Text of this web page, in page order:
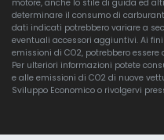
motore, anche lo stile di guida ed
determinare il consumo di
dati indicati potrebbero variare a
eventuali accessori aggiuntivi. Ai
emissioni di CO2, potrebbero
Per ulteriori informazioni potete
e alle emissioni di CO2 di nuove
Sviluppo Economico o rivolgervi